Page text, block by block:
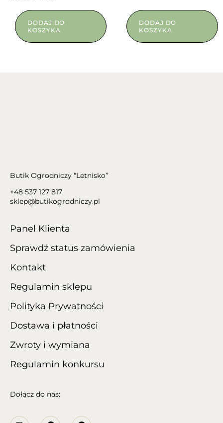
DODAJ DO
KOSZYKA
DODAJ DO
KOSZYKA
Butik Ogrodniczy “Letnisko”
+48 537 127 817
sklep@butikogrodniczy.pl
Panel Klienta
Sprawdź status zamówienia
Kontakt
Regulamin sklepu
Polityka Prywatności
Dostawa i płatności
Zwroty i wymiana
Regulamin konkursu
Dołącz do nas: